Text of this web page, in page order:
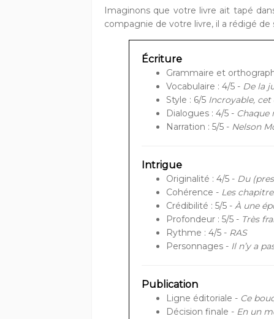
Imaginons que votre livre ait tapé
compagnie de votre livre, il a rédigé
Écriture
Grammaire et
Vocabulaire : 4/5 - De la
Style : 6/5 Incroyable,
Dialogues : 4/5 - Chaque
Narration : 5/5 - Nelson
Intrigue
Originalité : 4/5 - Du
Cohérence - Les
Crédibilité : 5/5 - À une
Profondeur : 5/5 - Très
Rythme : 4/5 - RAS
Personnages - Il n’y a
Publication
Ligne éditoriale - Ce
Décision finale - En un